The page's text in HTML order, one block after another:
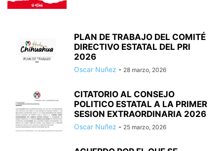
PLAN DE TRABAJO DEL COMITÉ
DIRECTIVO ESTATAL DEL PRI
2026
Oscar Nuñez - 28 marzo, 2026
CITATORIO AL CONSEJO
POLITICO ESTATAL A LA PRIMER
SESION EXTRAORDINARIA 2026
Oscar Nuñez - 25 marzo, 2026